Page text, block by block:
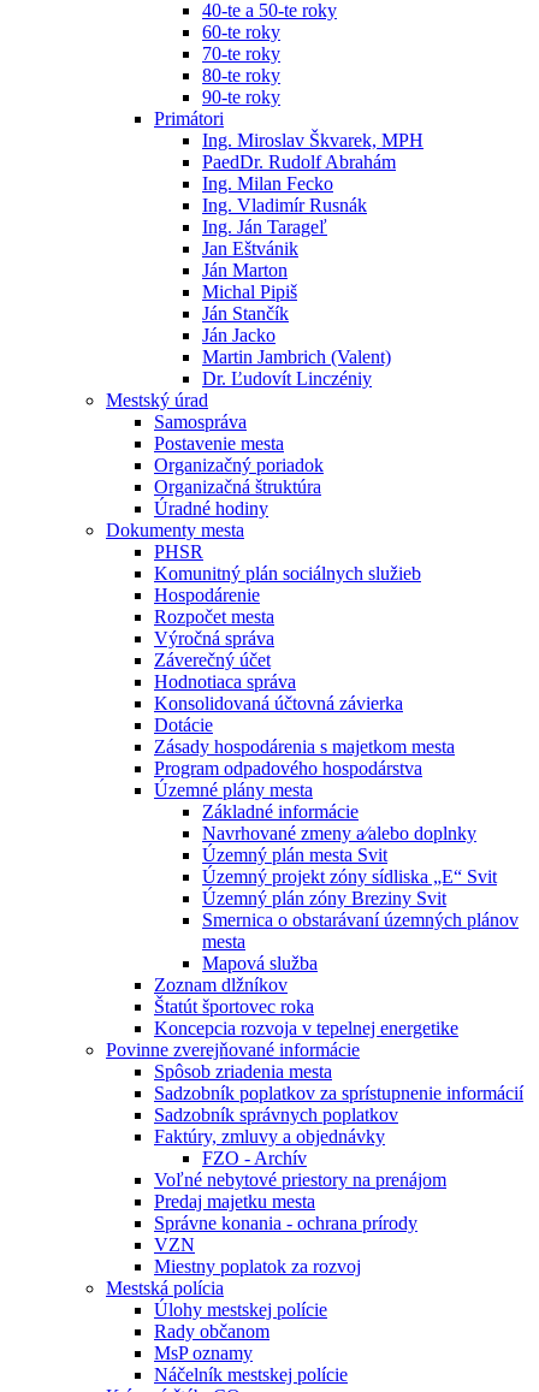
40-te a 50-te roky
60-te roky
70-te roky
80-te roky
90-te roky
Primátori
Ing. Miroslav Škvarek, MPH
PaedDr. Rudolf Abrahám
Ing. Milan Fecko
Ing. Vladimír Rusnák
Ing. Ján Tarageľ
Jan Eštvánik
Ján Marton
Michal Pipiš
Ján Stančík
Ján Jacko
Martin Jambrich (Valent)
Dr. Ľudovít Linczéniy
Mestský úrad
Samospráva
Postavenie mesta
Organizačný poriadok
Organizačná štruktúra
Úradné hodiny
Dokumenty mesta
PHSR
Komunitný plán sociálnych služieb
Hospodárenie
Rozpočet mesta
Výročná správa
Záverečný účet
Hodnotiaca správa
Konsolidovaná účtovná závierka
Dotácie
Zásady hospodárenia s majetkom mesta
Program odpadového hospodárstva
Územné plány mesta
Základné informácie
Navrhované zmeny a⁄alebo doplnky
Územný plán mesta Svit
Územný projekt zóny sídliska „E“ Svit
Územný plán zóny Breziny Svit
Smernica o obstarávaní územných plánov
mesta
Mapová služba
Zoznam dlžníkov
Štatút športovec roka
Koncepcia rozvoja v tepelnej energetike
Povinne zverejňované informácie
Spôsob zriadenia mesta
Sadzobník poplatkov za sprístupnenie informácií
Sadzobník správnych poplatkov
Faktúry, zmluvy a objednávky
FZO - Archív
Voľné nebytové priestory na prenájom
Predaj majetku mesta
Správne konania - ochrana prírody
VZN
Miestny poplatok za rozvoj
Mestská polícia
Úlohy mestskej polície
Rady občanom
MsP oznamy
Náčelník mestskej polície